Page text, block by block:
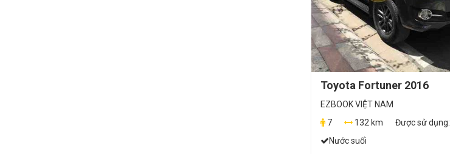
Toyota Fortuner 2016
EZBOOK VIỆT NAM
7
132 km Được sử dụng:
Nước suối